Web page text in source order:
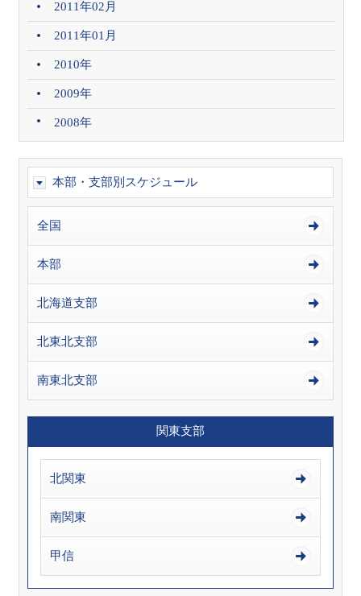
2011年02月
2011年01月
2010年
2009年
2008年
本部・支部別スケジュール
全国
本部
北海道支部
北東北支部
南東北支部
関東支部
北関東
南関東
甲信